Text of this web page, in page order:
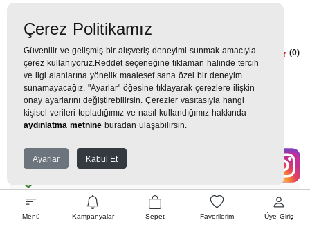
Menü Kampanyalar Sepet Favorilerim Üye Giriş
STANLEY AERO LIGHT 0,35 L
Fog Termos
(0)
1.729TL
169 TLx 9 Taksit =1.522 TL Ekstra İndirim %12 =
WHATSAPP SİPARİŞ
Çerez Politikamız
Güvenilir ve gelişmiş bir alışveriş deneyimi sunmak amacıyla
çerez kullanıyoruz.Reddet seçeneğine tıklaman halinde tercih
ve ilgi alanlarına yönelik maalesef sana özel bir deneyim
sunamayacağız. "Ayarlar" öğesine tıklayarak çerezlere ilişkin
onay ayarlarını değiştirebilirsin. Çerezler vasıtasıyla hangi
kişisel verileri topladığımız ve nasıl kullandığımız hakkında
aydınlatma metnine buradan ulaşabilirsin.
Ayarlar Kabul Et